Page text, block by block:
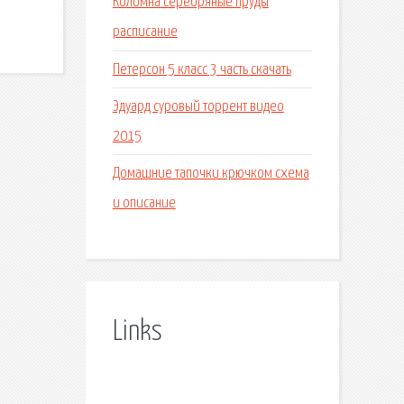
расписание
Петерсон 5 класс 3 часть скачать
Эдуард суровый торрент видео
2015
Домашние тапочки крючком схема
и описание
Links